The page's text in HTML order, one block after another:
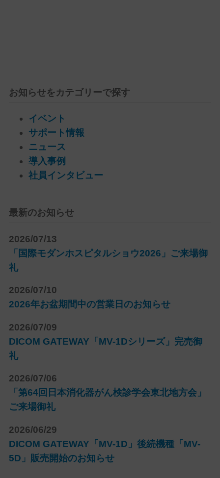
お知らせをカテゴリーで探す
イベント
サポート情報
ニュース
導入事例
社員インタビュー
最新のお知らせ
2026/07/13
「国際モダンホスピタルショウ2026」ご来場御
礼
2026/07/10
2026年お盆期間中の営業日のお知らせ
2026/07/09
DICOM GATEWAY「MV-1Dシリーズ」完売御
礼
2026/07/06
「第64回日本消化器がん検診学会東北地方会」
ご来場御礼
2026/06/29
DICOM GATEWAY「MV-1D」後続機種「MV-
5D」販売開始のお知らせ